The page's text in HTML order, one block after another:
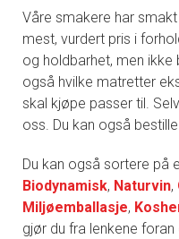
Våre smakere har
mest, vurdert pris i
og holdbarhet, men
også hvilke matretter
skal kjøpe passer til.
oss. Du kan også
Du kan også sortere på
Biodynamisk, Naturvin,
Miljøemballasje,
gjør du fra lenkene